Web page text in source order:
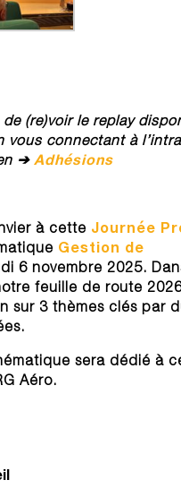
(re)voir le replay
connectant à
➔ Adhésions
à cette Journée
Gestion de
6 novembre 2025.
feuille de route
sur 3 thèmes clés par
sera dédié à
Aéro.